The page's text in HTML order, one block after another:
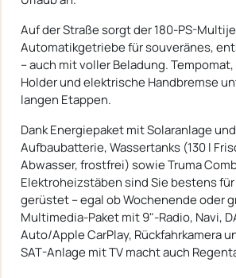
Auf der Straße sorgt der 180-PS-
Automatikgetriebe für souveränes,
– auch mit voller Beladung. Tempomat,
Holder und elektrische Handbremse
langen Etappen.
Dank Energiepaket mit Solaranlage
Aufbaubatterie, Wassertanks (130 l
Abwasser, frostfrei) sowie Truma
Elektroheizstäben sind Sie bestens
gerüstet – egal ob Wochenende oder
Multimedia-Paket mit 9"-Radio, Navi,
Auto/Apple CarPlay, Rückfahrkamera
SAT-Anlage mit TV macht auch